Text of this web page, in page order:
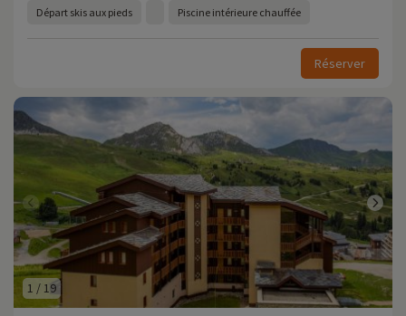
Départ skis aux pieds Piscine intérieure chauffée
Réserver
1 / 19